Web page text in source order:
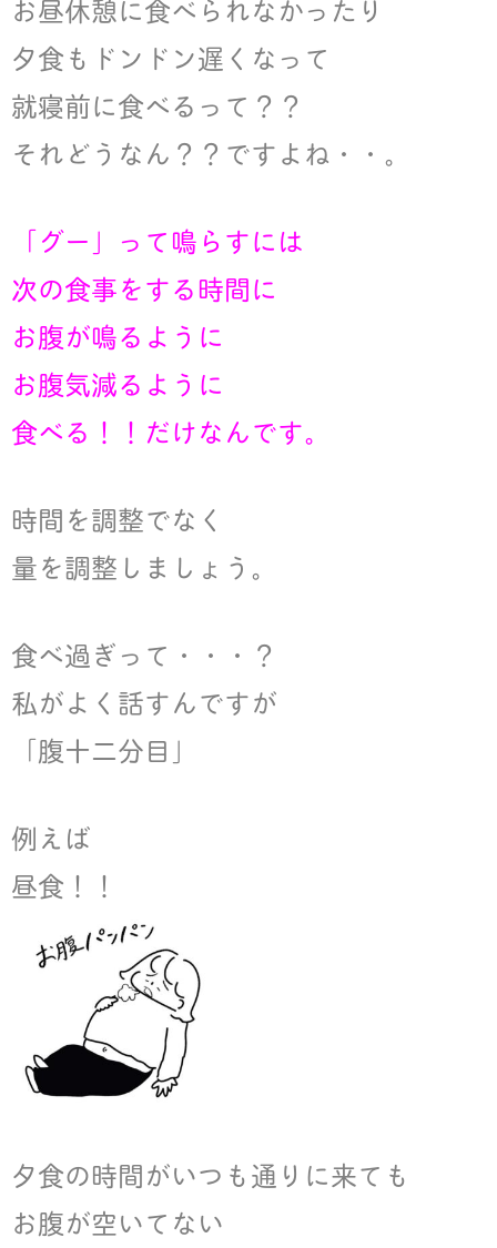
お昼休憩に食べられなかったり
夕食もドンドン遅くなって
就寝前に食べるって？？
それどうなん？？ですよね・・。
「グー」って鳴らすには
次の食事をする時間に
お腹が鳴るように
お腹気減るように
食べる！！だけなんです。
時間を調整でなく
量を調整しましょう。
食べ過ぎって・・・？
私がよく話すんですが
「腹十二分目」
例えば
昼食！！
夕食の時間がいつも通りに来ても
お腹が空いてない